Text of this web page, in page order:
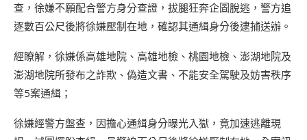
查，徐嫌不願配合警方身分查證，拔腿狂奔企圖脫逃，警方追
逐數百公尺後將徐嫌壓制在地，確認其通緝身分後逮捕送辦。
經瞭解，徐嫌係高雄地院、高雄地檢、桃園地檢、澎湖地院及
澎湖地院所發布之詐欺、偽造文書、不能安全駕駛及妨害秩序
等5案通緝；
徐嫌經警方盤查，因擔心通緝身分曝光入獄，竟加速逃離現